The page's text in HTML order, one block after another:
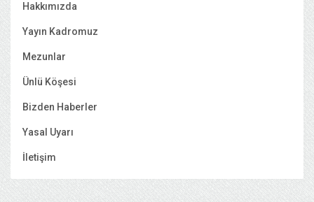
Hakkımızda
Yayın Kadromuz
Mezunlar
Ünlü Köşesi
Bizden Haberler
Yasal Uyarı
İletişim